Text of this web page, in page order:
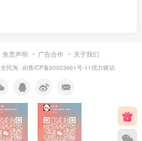
免责声明 广告合作 关于我们
全民淘 · 由鲁ICP备20023661号-11强力驱动.